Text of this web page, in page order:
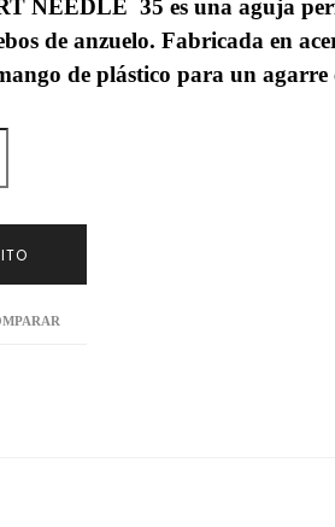
NEEDLE 35 es una aguja
de anzuelo. Fabricada en
de plástico para un agarre